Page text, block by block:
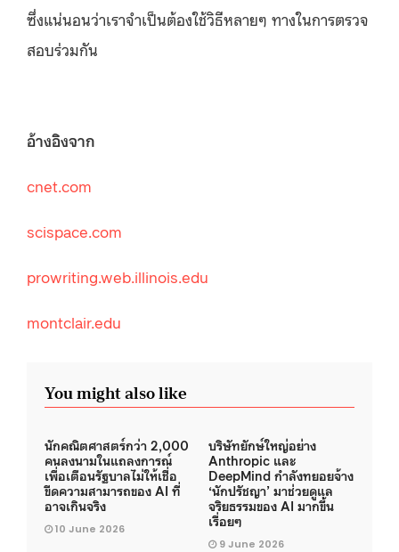
ซึ่งแน่นอนว่าเราจำเป็นต้องใช้วิธีหลายๆ ทางในการตรวจ
สอบร่วมกัน
อ้างอิงจาก
cnet.com
scispace.com
prowriting.web.illinois.edu
montclair.edu
You might also like
นักคณิตศาสตร์กว่า 2,000
คนลงนามในแถลงการณ์
เพื่อเตือนรัฐบาลไม่ให้เชื่อ
ขีดความสามารถของ AI ที่
อาจเกินจริง
10 June 2026
บริษัทยักษ์ใหญ่อย่าง
Anthropic และ
DeepMind กำลังทยอยจ้าง
‘นักปรัชญา’ มาช่วยดูแล
จริยธรรมของ AI มากขึ้น
เรื่อยๆ
9 June 2026